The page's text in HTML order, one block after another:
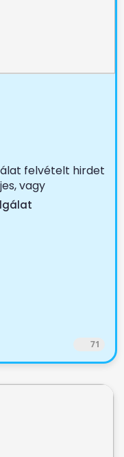
felvételt hirdet
vagy
71